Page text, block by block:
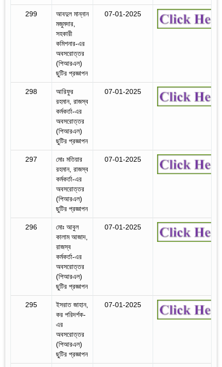
299
আবদুল মান্নান
মজুমদার,
সহকারী
কমিশনার-এর
অবসরোত্তর
(পিআরএল)
ছুটির প্রজ্ঞাপন
07-01-2025
298
আরিফুর
রহমান, রাজস্ব
কর্মকর্তা-এর
অবসরোত্তর
(পিআরএল)
ছুটির প্রজ্ঞাপন
07-01-2025
297
মোঃ মতিয়ার
রহমান, রাজস্ব
কর্মকর্তা-এর
অবসরোত্তর
(পিআরএল)
ছুটির প্রজ্ঞাপন
07-01-2025
296
মোঃ আবুল
কালাম আজাদ,
রাজস্ব
কর্মকর্তা-এর
অবসরোত্তর
(পিআরএল)
ছুটির প্রজ্ঞাপন
07-01-2025
295
ইসরাত জাহান,
কর পরিদর্শক-
এর
অবসরোত্তর
(পিআরএল)
ছুটির প্রজ্ঞাপন
07-01-2025